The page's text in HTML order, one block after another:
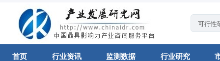
首页 行业资讯 监测数据 行业研究